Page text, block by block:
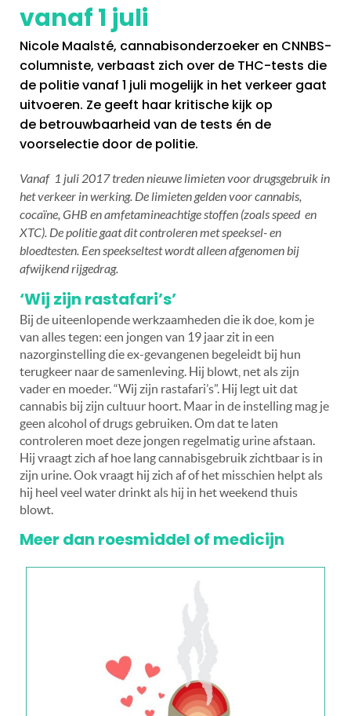
vanaf 1 juli
Nicole Maalsté, cannabisonderzoeker en CNNBS-
columniste, verbaast zich over de THC-tests die
de politie vanaf 1 juli mogelijk in het verkeer gaat
uitvoeren. Ze geeft haar kritische kijk op
de betrouwbaarheid van de tests én de
voorselectie door de politie.
Vanaf 1 juli 2017 treden nieuwe limieten voor drugsgebruik in
het verkeer in werking. De limieten gelden voor cannabis,
cocaïne, GHB en amfetamineachtige stoffen (zoals speed en
XTC). De politie gaat dit controleren met speeksel- en
bloedtesten. Een speekseltest wordt alleen afgenomen bij
afwijkend rijgedrag.
‘Wij zijn rastafari’s’
Bij de uiteenlopende werkzaamheden die ik doe, kom je
van alles tegen: een jongen van 19 jaar zit in een
nazorginstelling die ex-gevangenen begeleidt bij hun
terugkeer naar de samenleving. Hij blowt, net als zijn
vader en moeder. “Wij zijn rastafari’s”. Hij legt uit dat
cannabis bij zijn cultuur hoort. Maar in de instelling mag je
geen alcohol of drugs gebruiken. Om dat te laten
controleren moet deze jongen regelmatig urine afstaan.
Hij vraagt zich af hoe lang cannabisgebruik zichtbaar is in
zijn urine. Ook vraagt hij zich af of het misschien helpt als
hij heel veel water drinkt als hij in het weekend thuis
blowt.
Meer dan roesmiddel of medicijn